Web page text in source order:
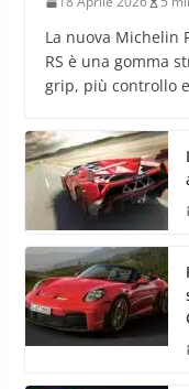
La nuova Michelin
RS è una gomma
grip, più controllo